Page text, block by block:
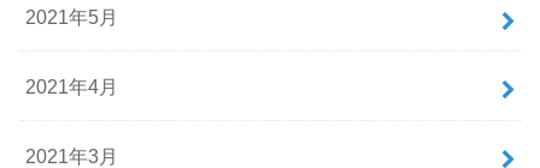
2021年5月
2021年4月
2021年3月